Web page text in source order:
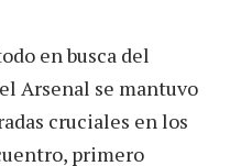
en busca del
Arsenal se mantuvo
cruciales en los
primero